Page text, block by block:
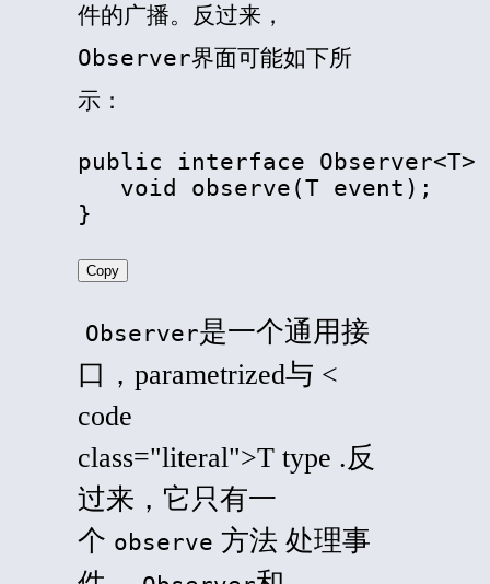
件的广播。反过来，
Observer界面可能如下所
示：
public interface Observer<T>
   void observe(T event);
}
Copy
Observer是一个通用接
口， parametrized与 <
code
class="literal">T type .反
过来，它只有一
个 observe 方法 处理事